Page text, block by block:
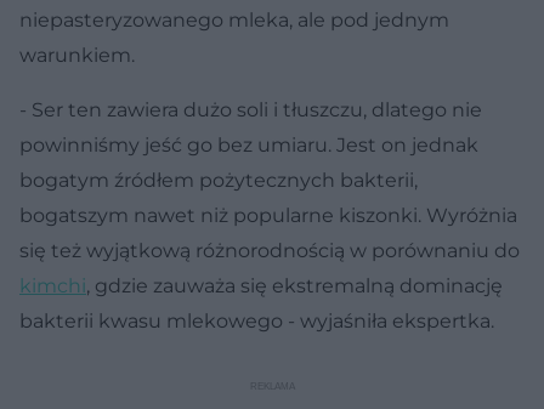
niepasteryzowanego mleka, ale pod jednym
warunkiem.
- Ser ten zawiera dużo soli i tłuszczu, dlatego nie
powinniśmy jeść go bez umiaru. Jest on jednak
bogatym źródłem pożytecznych bakterii,
bogatszym nawet niż popularne kiszonki. Wyróżnia
się też wyjątkową różnorodnością w porównaniu do
kimchi, gdzie zauważa się ekstremalną dominację
bakterii kwasu mlekowego - wyjaśniła ekspertka.